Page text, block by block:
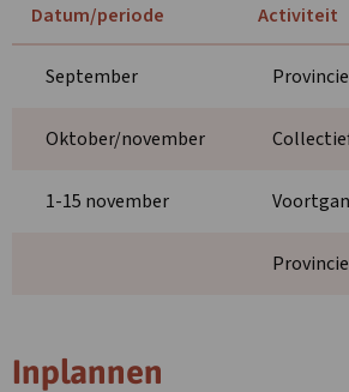
Datum/periode Activiteit
September
Oktober/november
1-15 november
Inplannen